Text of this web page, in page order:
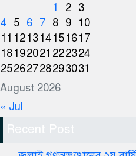
August 2026
1
2 3
4 5 6 7 8 9
10
11 121314151617
18192021 222324
25262728293031
« Jul
Recent Post